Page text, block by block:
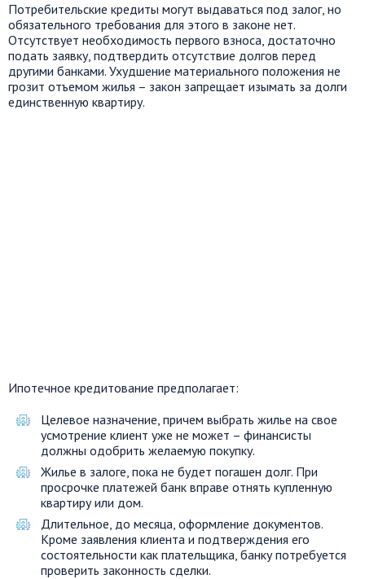
Потребительские кредиты могут выдаваться под залог, но
обязательного требования для этого в законе нет.
Отсутствует необходимость первого взноса, достаточно
подать заявку, подтвердить отсутствие долгов перед
другими банками. Ухудшение материального положения не
грозит отъемом жилья – закон запрещает изымать за долги
единственную квартиру.
Ипотечное кредитование предполагает:
Целевое назначение, причем выбрать жилье на свое
усмотрение клиент уже не может – финансисты
должны одобрить желаемую покупку.
Жилье в залоге, пока не будет погашен долг. При
просрочке платежей банк вправе отнять купленную
квартиру или дом.
Длительное, до месяца, оформление документов.
Кроме заявления клиента и подтверждения его
состоятельности как плательщика, банку потребуется
проверить законность сделки.